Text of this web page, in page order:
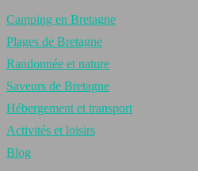
Camping en Bretagne
Plages de Bretagne
Randonnée et nature
Saveurs de Bretagne
Hébergement et transport
Activités et loisirs
Blog